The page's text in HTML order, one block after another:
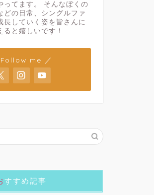
ってます。 そんなぼくの
どの日常、シングルファ
長していく姿を皆さんに
ると嬉しいです！
me ／
おすすめ記事